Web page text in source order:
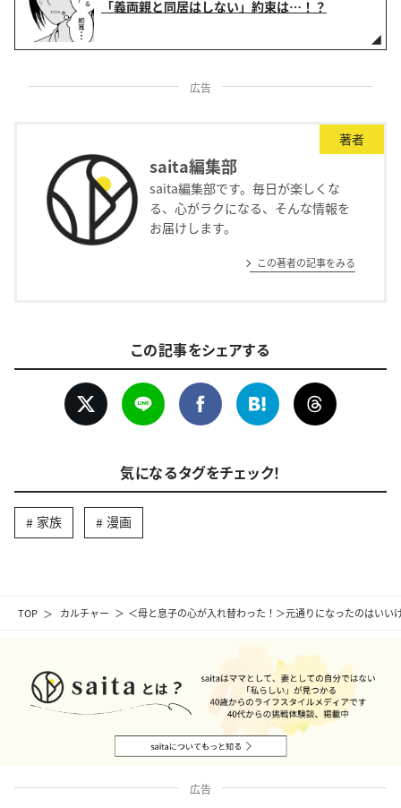
TOP カルチャー ＜母と息子の心が入れ替わった！＞元通りになったのはいい
「義両親と同居はしない」約束は…！？
広告
著者
saita編集部
saita編集部です。毎日が楽しくな
る、心がラクになる、そんな情報を
お届けします。
この著者の記事をみる
この記事をシェアする
気になるタグをチェック！
家族 漫画
広告